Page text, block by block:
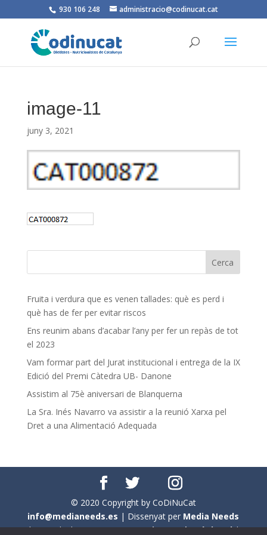
930 106 248 administracio@codinucat.cat
image-11
juny 3, 2021
Fruita i verdura que es venen tallades: què es perd i
què has de fer per evitar riscos
Ens reunim abans d’acabar l’any per fer un repàs de tot
el 2023
Vam formar part del Jurat institucional i entrega de la IX
Edició del Premi Càtedra UB- Danone
Assistim al 75è aniversari de Blanquerna
La Sra. Inés Navarro va assistir a la reunió Xarxa pel
Dret a una Alimentació Adequada
© 2020 Copyright by CoDiNuCat
info@medianeeds.es | Dissenyat per Media Needs
| Tots els drets reservats aCoDiNuCat |Avís legal|